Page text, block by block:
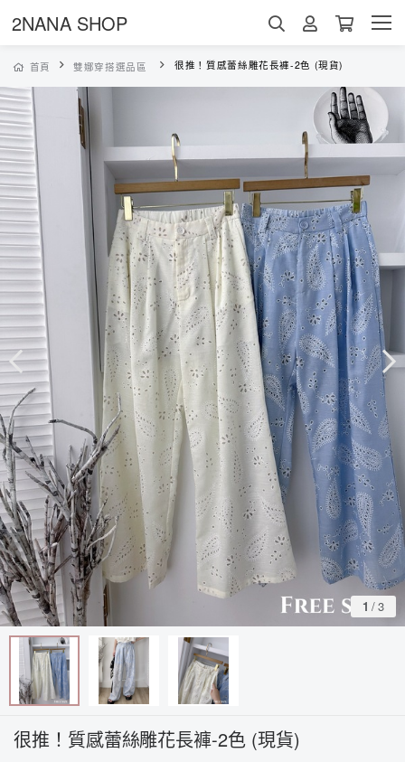
2NANA SHOP
首頁 雙娜穿搭選品區 很推！質感蕾絲雕花長褲-2色 (現貨)
1 /3
很推！質感蕾絲雕花長褲-2色 (現貨)